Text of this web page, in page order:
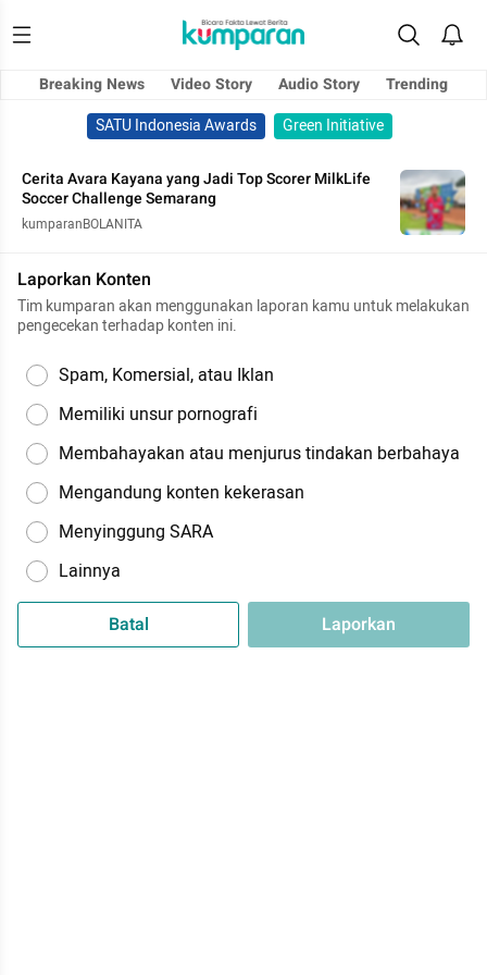
Breaking News Video Story Audio Story
Trending
SATU Indonesia Awards
Green Initiative
Cerita Avara Kayana yang Jadi Top Scorer MilkLife
Soccer Challenge Semarang
kumparanBOLANITA
Laporkan Konten
Tim kumparan akan menggunakan laporan kamu untuk melakukan
pengecekan terhadap konten ini.
Spam, Komersial, atau Iklan
Memiliki unsur pornografi
Membahayakan atau menjurus tindakan berbahaya
Mengandung konten kekerasan
Menyinggung SARA
Lainnya
Batal Laporkan